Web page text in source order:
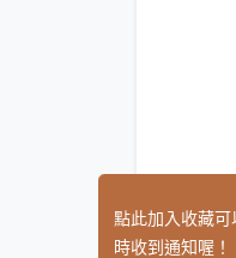
點此加入收藏
時收到通知喔！